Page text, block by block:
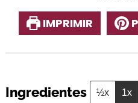
IMPRIMIR
Ingredientes ½x 1x